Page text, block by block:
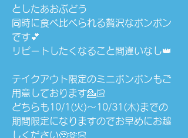
としたあおぶどう
同時に食べ比べられる贅沢なボンボン
です💕
リピートしたくなること間違いなし👑
テイクアウト限定のミニボンボンもご
用意しております💁🏻
どちらも10/1(火)〜10/31(木)までの
期間限定になりますのでお早めにお越
しください🥹🫶🏻